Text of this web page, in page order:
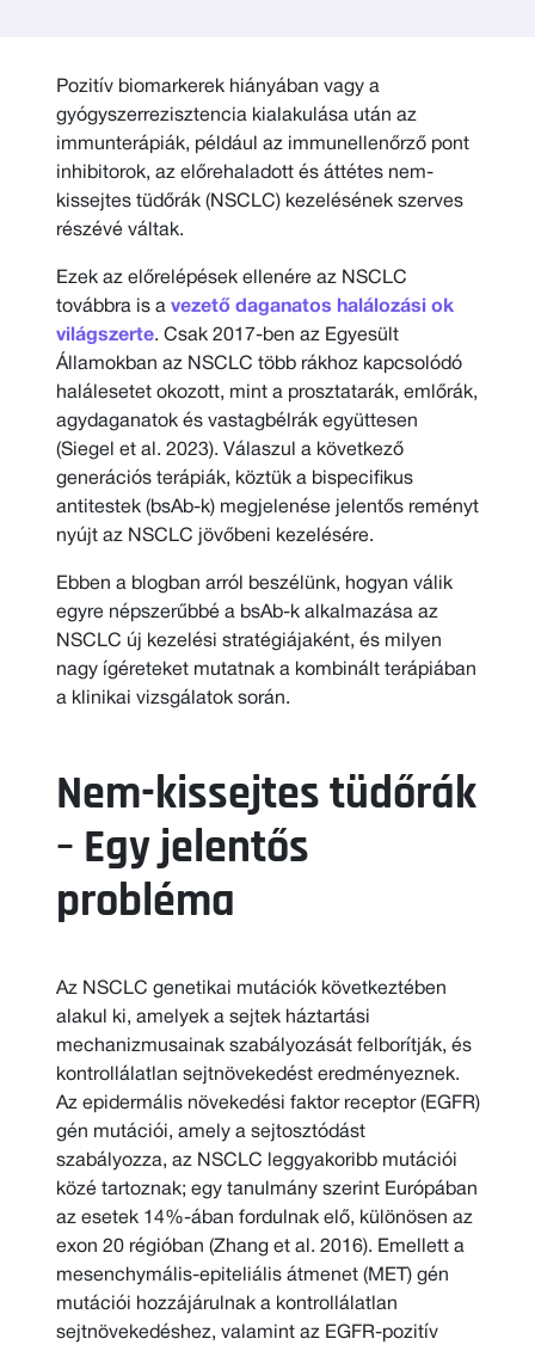
Pozitív biomarkerek hiányában vagy a
gyógyszerrezisztencia kialakulása után az
immunterápiák, például az immunellenőrző pont
inhibitorok, az előrehaladott és áttétes nem-
kissejtes tüdőrák (NSCLC) kezelésének szerves
részévé váltak.
Ezek az előrelépések ellenére az NSCLC
továbbra is a vezető daganatos halálozási ok
világszerte. Csak 2017-ben az Egyesült
Államokban az NSCLC több rákhoz kapcsolódó
halálesetet okozott, mint a prosztatarák, emlőrák,
agydaganatok és vastagbélrák együttesen
(Siegel et al. 2023). Válaszul a következő
generációs terápiák, köztük a bispecifikus
antitestek (bsAb-k) megjelenése jelentős reményt
nyújt az NSCLC jövőbeni kezelésére.
Ebben a blogban arról beszélünk, hogyan válik
egyre népszerűbbé a bsAb-k alkalmazása az
NSCLC új kezelési stratégiájaként, és milyen
nagy ígéreteket mutatnak a kombinált terápiában
a klinikai vizsgálatok során.
Nem-kissejtes tüdőrák
– Egy jelentős
probléma
Az NSCLC genetikai mutációk következtében
alakul ki, amelyek a sejtek háztartási
mechanizmusainak szabályozását felborítják, és
kontrollálatlan sejtnövekedést eredményeznek.
Az epidermális növekedési faktor receptor (EGFR)
gén mutációi, amely a sejtosztódást
szabályozza, az NSCLC leggyakoribb mutációi
közé tartoznak; egy tanulmány szerint Európában
az esetek 14%-ában fordulnak elő, különösen az
exon 20 régióban (Zhang et al. 2016). Emellett a
mesenchymális-epiteliális átmenet (MET) gén
mutációi hozzájárulnak a kontrollálatlan
sejtnövekedéshez, valamint az EGFR-pozitív